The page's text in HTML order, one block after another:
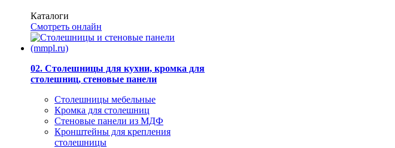
Каталоги
Смотреть онлайн
02. Столешницы для кухни, кромка для
столешниц, стеновые панели
Столешницы мебельные
Кромка для столешниц
Стеновые панели из МДФ
Кронштейны для крепления
столешницы